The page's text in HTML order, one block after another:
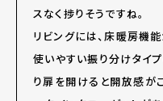
スなく捗りそうですね。
リビングには、床暖房機能
使いやすい振り分けタイ
り扉を開けると開放感が